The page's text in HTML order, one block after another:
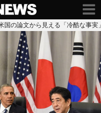
国の論文から見える「冷酷な事実